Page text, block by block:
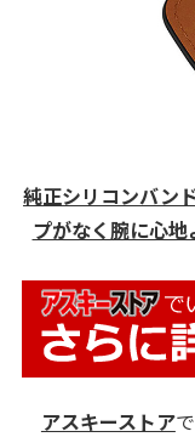
純正シリコンバン
プがなく腕に心
アスキーストア